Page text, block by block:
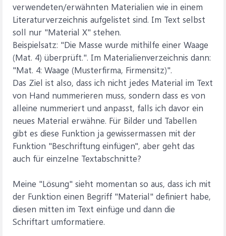
verwendeten/erwähnten Materialien wie in einem
Literaturverzeichnis aufgelistet sind. Im Text selbst
soll nur "Material X" stehen.
Beispielsatz: "Die Masse wurde mithilfe einer Waage
(Mat. 4) überprüft.". Im Materialienverzeichnis dann:
"Mat. 4: Waage (Musterfirma, Firmensitz)".
Das Ziel ist also, dass ich nicht jedes Material im Text
von Hand nummerieren muss, sondern dass es von
alleine nummeriert und anpasst, falls ich davor ein
neues Material erwähne. Für Bilder und Tabellen
gibt es diese Funktion ja gewissermassen mit der
Funktion "Beschriftung einfügen", aber geht das
auch für einzelne Textabschnitte?
Meine "Lösung" sieht momentan so aus, dass ich mit
der Funktion einen Begriff "Material" definiert habe,
diesen mitten im Text einfüge und dann die
Schriftart umformatiere.